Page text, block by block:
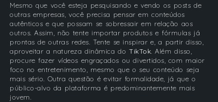
Mesmo que você esteja pesquisando e vendo os posts de
outras empresas, você precisa pensar em conteúdos
autênticos e que possam se sobressair em relação aos
outros. Assim, não tente importar produtos e fórmulas já
prontas de outras redes. Tente se inspirar e, a partir disso,
aproveitar a natureza dinâmica do TikTok. Além disso,
procure fazer vídeos engraçados ou divertidos, com maior
foco no entretenimento, mesmo que o seu conteúdo seja
mais sério. Outra questão é evitar formalidade, já que o
público-alvo da plataforma é predominantemente mais
jovem.